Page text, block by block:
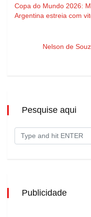
Copa do Mundo 2026:
Argentina estreia com
Nelson de
Pesquise aqui
Publicidade